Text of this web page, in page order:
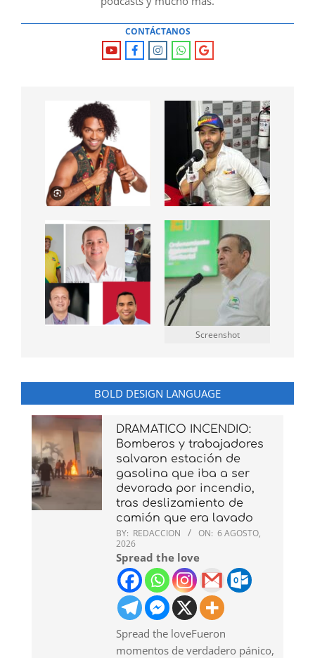
CONTÁCTANOS
Screenshot
BOLD DESIGN LANGUAGE
DRAMATICO INCENDIO:
Bomberos y trabajadores
salvaron estación de
gasolina que iba a ser
devorada por incendio,
tras deslizamiento de
camión que era lavado
BY: REDACCION ON: 6 AGOSTO,
2026
Spread the love
Spread the loveFueron
momentos de verdadero pánico,